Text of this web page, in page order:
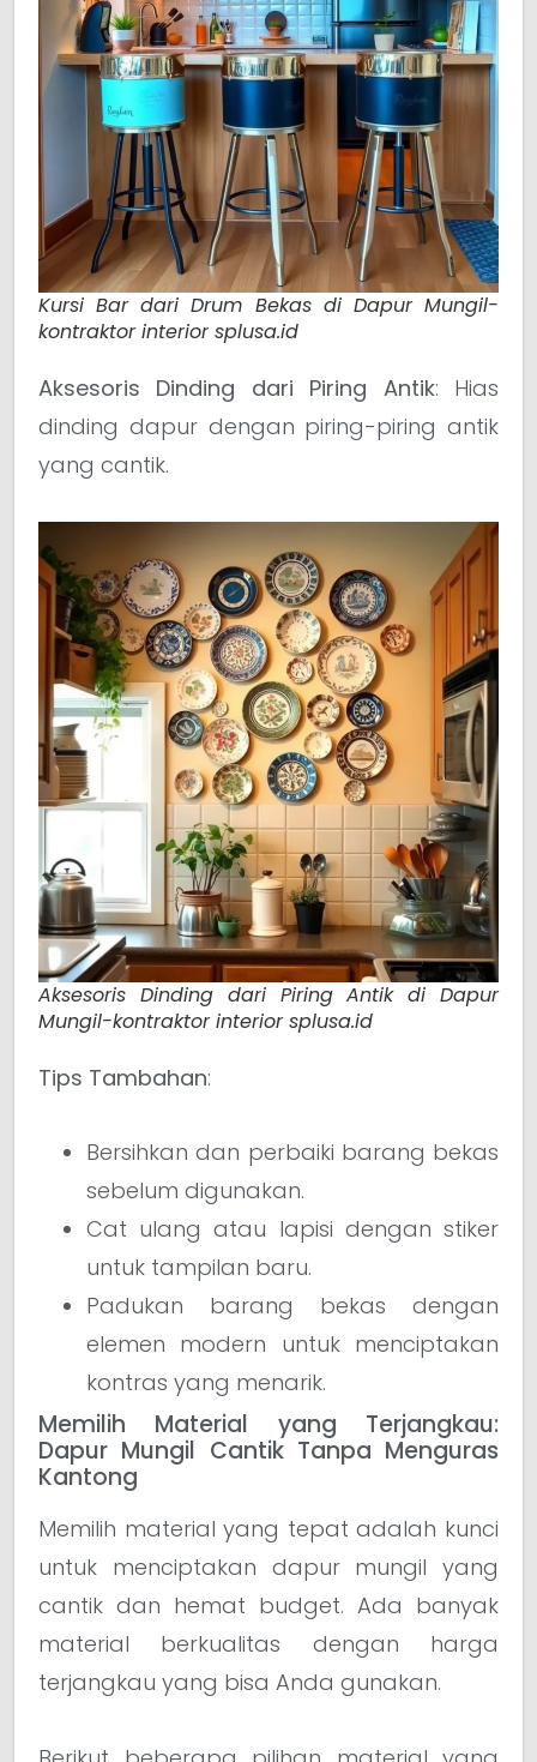
Kursi Bar dari Drum Bekas di Dapur Mungil-
kontraktor interior splusa.id
Aksesoris Dinding dari Piring Antik: Hias
dinding dapur dengan piring-piring antik
yang cantik.
Aksesoris Dinding dari Piring Antik di Dapur
Mungil-kontraktor interior splusa.id
Tips Tambahan:
Bersihkan dan perbaiki barang bekas
sebelum digunakan.
Cat ulang atau lapisi dengan stiker
untuk tampilan baru.
Padukan barang bekas dengan
elemen modern untuk menciptakan
kontras yang menarik.
Memilih Material yang Terjangkau:
Dapur Mungil Cantik Tanpa Menguras
Kantong
Memilih material yang tepat adalah kunci
untuk menciptakan dapur mungil yang
cantik dan hemat budget. Ada banyak
material berkualitas dengan harga
terjangkau yang bisa Anda gunakan.